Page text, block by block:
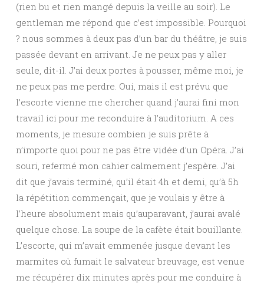
(rien bu et rien mangé depuis la veille au soir). Le
gentleman me répond que c’est impossible. Pourquoi
? nous sommes à deux pas d’un bar du théâtre, je suis
passée devant en arrivant. Je ne peux pas y aller
seule, dit-il. J’ai deux portes à pousser, même moi, je
ne peux pas me perdre. Oui, mais il est prévu que
l’escorte vienne me chercher quand j’aurai fini mon
travail ici pour me reconduire à l’auditorium. A ces
moments, je mesure combien je suis prête à
n’importe quoi pour ne pas être vidée d’un Opéra. J’ai
souri, refermé mon cahier calmement j’espère. J’ai
dit que j’avais terminé, qu’il était 4h et demi, qu’à 5h
la répétition commençait, que je voulais y être à
l’heure absolument mais qu’auparavant, j’aurai avalé
quelque chose. La soupe de la cafète était bouillante.
L’escorte, qui m’avait emmenée jusque devant les
marmites où fumait le salvateur breuvage, est venue
me récupérer dix minutes après pour me conduire à